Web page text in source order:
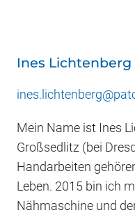
Ines Lichtenberg
Mein Name ist Ines
Großsedlitz (bei
Handarbeiten
Leben. 2015 bin ich
Nähmaschine und